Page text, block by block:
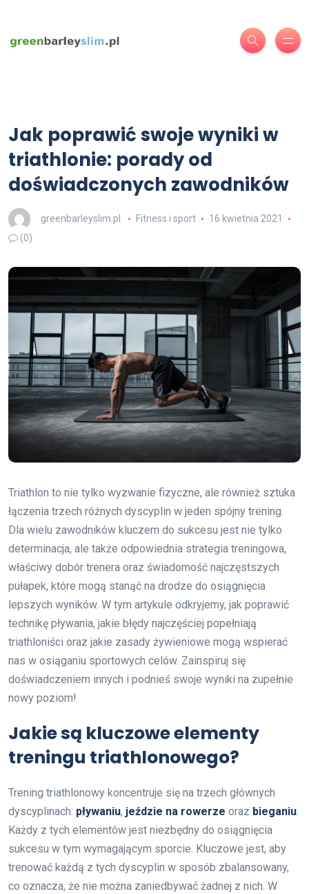
Jak poprawić swoje wyniki w
triathlonie: porady od
doświadczonych zawodników
greenbarleyslim.pl Fitness i sport
16 kwietnia 2021
(0)
Triathlon to nie tylko wyzwanie fizyczne, ale również sztuka
łączenia trzech różnych dyscyplin w jeden spójny trening.
Dla wielu zawodników kluczem do sukcesu jest nie tylko
determinacja, ale także odpowiednia strategia treningowa,
właściwy dobór trenera oraz świadomość najczęstszych
pułapek, które mogą stanąć na drodze do osiągnięcia
lepszych wyników. W tym artykule odkryjemy, jak poprawić
technikę pływania, jakie błędy najczęściej popełniają
triathloniści oraz jakie zasady żywieniowe mogą wspierać
nas w osiąganiu sportowych celów. Zainspiruj się
doświadczeniem innych i podnieś swoje wyniki na zupełnie
nowy poziom!
Jakie są kluczowe elementy
treningu triathlonowego?
Trening triathlonowy koncentruje się na trzech głównych
dyscyplinach: pływaniu, jeździe na rowerze oraz bieganiu.
Każdy z tych elementów jest niezbędny do osiągnięcia
sukcesu w tym wymagającym sporcie. Kluczowe jest, aby
trenować każdą z tych dyscyplin w sposób zbalansowany,
co oznacza, że nie można zaniedbywać żadnej z nich. W